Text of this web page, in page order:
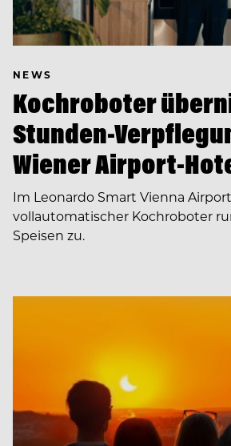
NEWS
Kochroboter
Stunden-
Wiener Airport-
Im Leonardo Smart Vienna
vollautomatischer Kochroboter
Speisen zu.